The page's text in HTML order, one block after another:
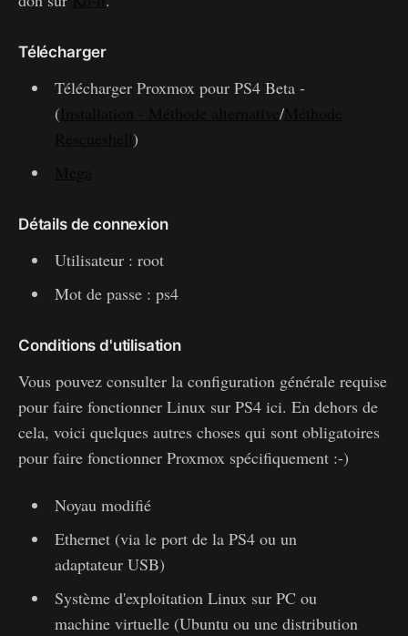
Télécharger
Télécharger Proxmox pour PS4 Beta -
(Installation - Méthode alternative /Méthode
)
Détails de connexion
Utilisateur : root
Mot de passe : ps4
Conditions d'utilisation
Vous pouvez consulter la configuration générale requise
pour faire fonctionner Linux sur PS4 ici. En dehors de
cela, voici quelques autres choses qui sont obligatoires
pour faire fonctionner Proxmox spécifiquement :-)
Noyau modifié
Ethernet (via le port de la PS4 ou un
adaptateur USB)
Système d'exploitation Linux sur PC ou
machine virtuelle (Ubuntu ou une distribution